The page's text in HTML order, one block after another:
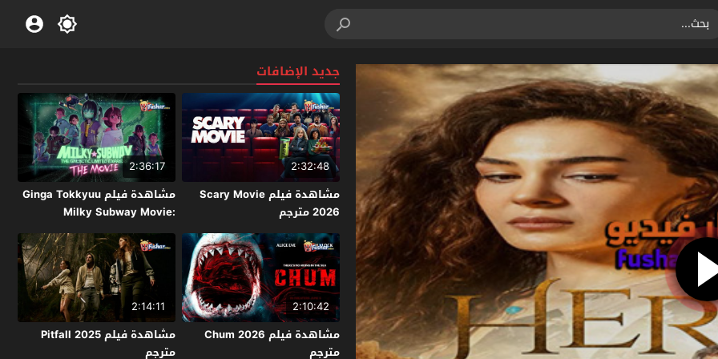
جديد الإضافات
2:32:48
مشاهدة فيلم Scary Movie
2026 مترجم
2:36:17
مشاهدة فيلم Ginga Tokkyuu
Milky Subway Movie:
Kakueki Teisha Gekijou Yuki
2026 مترجم
2:10:42
مشاهدة فيلم Chum 2026
مترجم
2:14:11
مشاهدة فيلم Pitfall 2025
مترجم